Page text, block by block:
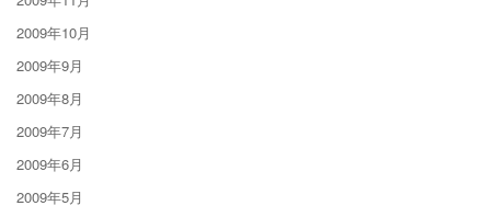
2009年10月
2009年9月
2009年8月
2009年7月
2009年6月
2009年5月